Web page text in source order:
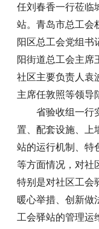
任刘春香一行莅临
站。青岛市总工会
阳区总工会党组书
阳街道总工会主席
社区主要负责人袁
主席任敦照等领导
省验收组一行
置、配套设施、上
站的运行机制、特
等方面情况，对社
特别是对社区工会
暖心举措、创新做
工会驿站的管理运